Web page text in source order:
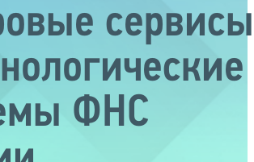
сервисы
ФНС